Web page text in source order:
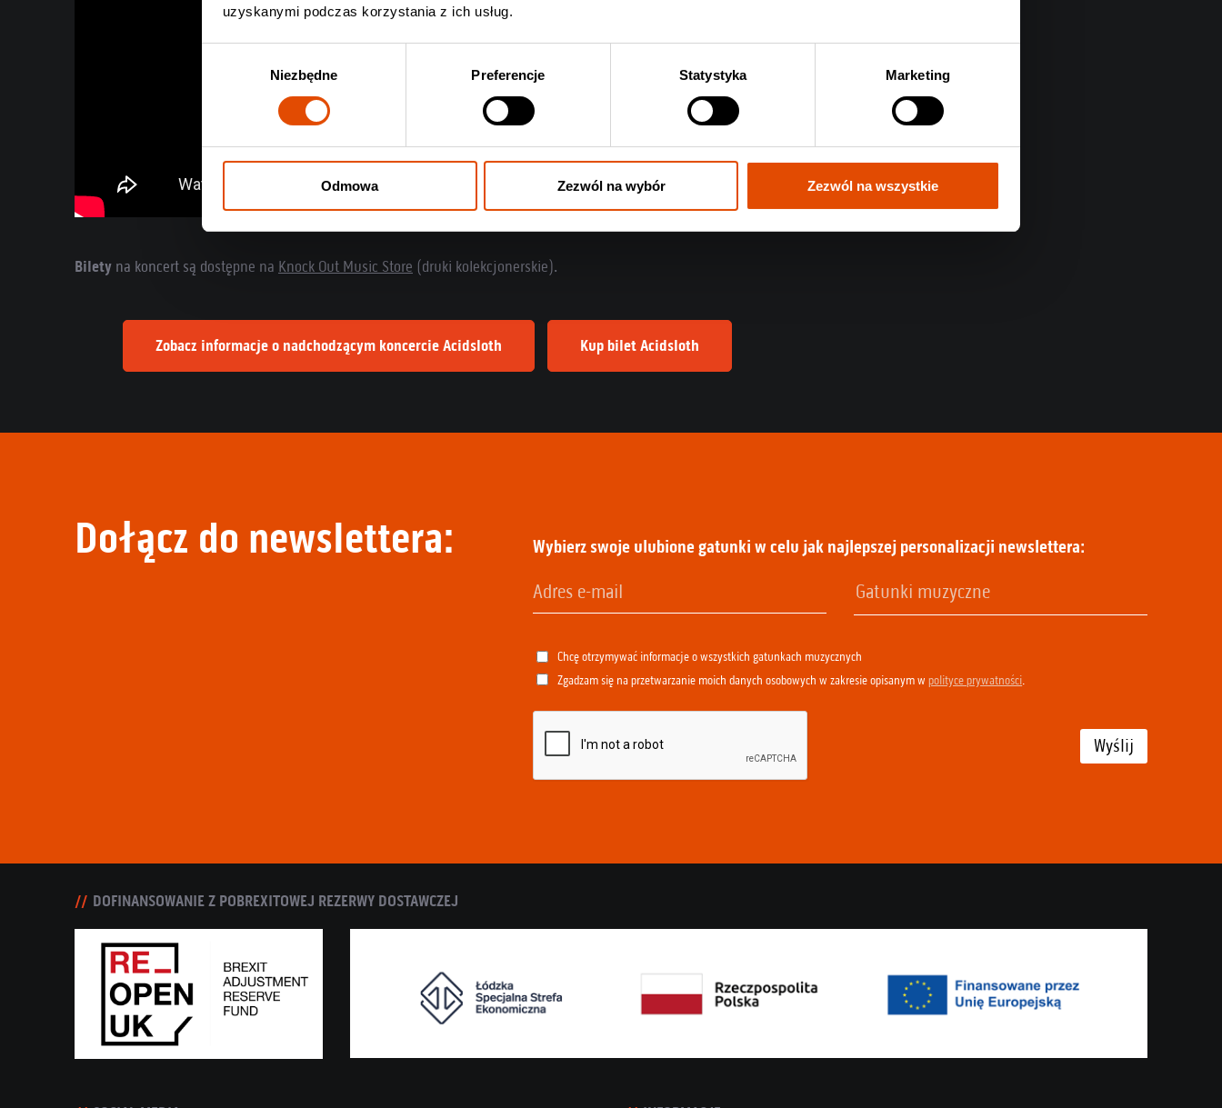
uzyskanymi podczas korzystania z ich usług.
Niezbędne Preferencje Statystyka Marketing
Odmowa Zezwól na wybór Zezwól na wszystkie
Bilety na koncert są dostępne na Knock Out Music Store (druki kolekcjonerskie).
Zobacz informacje o nadchodzącym koncercie Acidsloth Kup bilet Acidsloth
Dołącz do newslettera: Wybierz swoje ulubione gatunki w celu jak najlepszej personalizacji newslettera:
Chcę otrzymywać informacje o wszystkich gatunkach muzycznych
Zgadzam się na przetwarzanie moich danych osobowych w zakresie opisanym wpolityce prywatności.
Wyślij
DOFINANSOWANIE Z POBREXITOWEJ REZERWY DOSTAWCZEJ